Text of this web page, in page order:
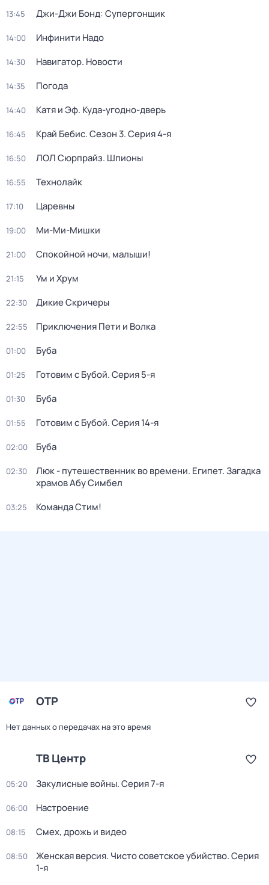
13:45 Джи-Джи Бонд: Супергонщик
14:00 Инфинити Надо
14:30 Навигатор. Новости
14:35 Погода
14:40 Катя и Эф. Куда-угодно-дверь
16:45 Край Бебис. Сезон 3. Серия 4-я
16:50 ЛОЛ Сюрпрайз. Шпионы
16:55 Технолайк
17:10 Царевны
19:00 Ми-Ми-Мишки
21:00 Спокойной ночи, малыши!
21:15 Ум и Хрум
22:30 Дикие Скричеры
22:55 Приключения Пети и Волка
01:00 Буба
01:25 Готовим с Бубой. Серия 5-я
01:30 Буба
01:55 Готовим с Бубой. Серия 14-я
02:00 Буба
02:30
Люк - путешественник во времени. Египет. Загадка
храмов Абу Симбел
03:25 Команда Стим!
ОТР
Нет данных о передачах на это время
ТВ Центр
05:20 Закулисные войны. Серия 7-я
06:00 Настроение
08:15 Смех, дрожь и видео
08:50 Женская версия. Чисто советское убийство. Серия
1-я